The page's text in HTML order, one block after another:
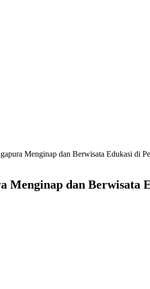
Menginap dan Berwisata Edukasi di
dan Berwisata